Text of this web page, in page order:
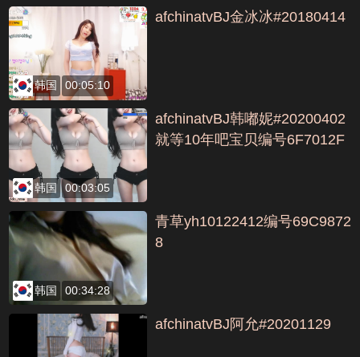
韩国 00:05:10
afchinatvBJ金冰冰#20180414
韩国 00:03:05
afchinatvBJ韩嘟妮#20200402
就等10年吧宝贝编号6F7012F
韩国 00:34:28
青草yh10122412编号69C9872
8
afchinatvBJ阿允#20201129